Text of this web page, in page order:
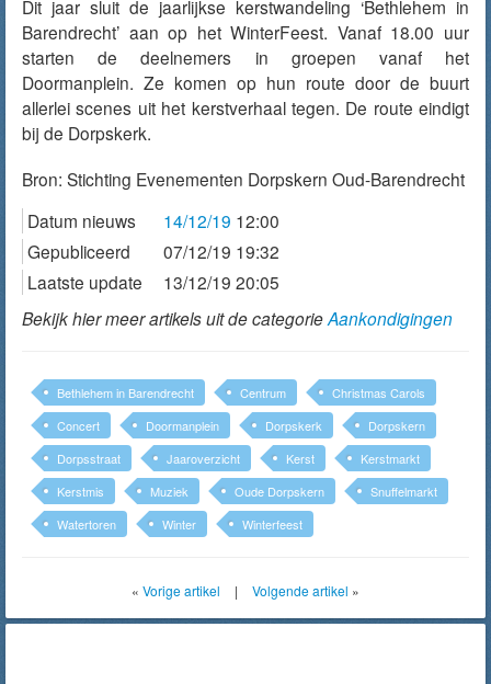
Dit jaar sluit de jaarlijkse kerstwandeling ‘Bethlehem in
Barendrecht’ aan op het WinterFeest. Vanaf 18.00 uur
starten de deelnemers in groepen vanaf het
Doormanplein. Ze komen op hun route door de buurt
allerlei scenes uit het kerstverhaal tegen. De route eindigt
bij de Dorpskerk.
Bron: Stichting Evenementen Dorpskern Oud-Barendrecht
Datum nieuws
14/12/19 12:00
Gepubliceerd
07/12/19 19:32
Laatste update
13/12/19 20:05
Bekijk hier meer artikels uit de categorieAankondigingen
Bethlehem in Barendrecht Centrum
Christmas Carols
Concert
Doormanplein Dorpskerk
Dorpskern
Dorpsstraat
Jaaroverzicht Kerst
Kerstmarkt
Kerstmis
Muziek Oude Dorpskern
Snuffelmarkt
Watertoren
Winter Winterfeest
« Vorige artikel | Volgende artikel »